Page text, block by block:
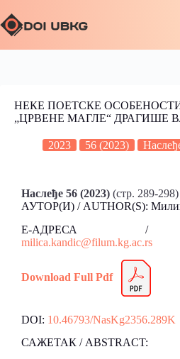
НЕКЕ ПОЕТСКЕ
„ЦРВЕНЕ МАГЛЕ“ ДРАГИШЕ
2023 56 (2023)
Наслеђе 56 (2023) (стр. 289-298)
АУТОР(И) / AUTHOR(S):
Е-АДРЕСА /
milica.kandic@filum.kg.ac.rs
Download Full Pdf
DOI: 10.46793/NasKg2356.289K
САЖЕТАК / ABSTRACT: